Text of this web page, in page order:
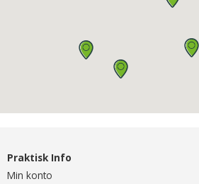
Praktisk Info
Min konto